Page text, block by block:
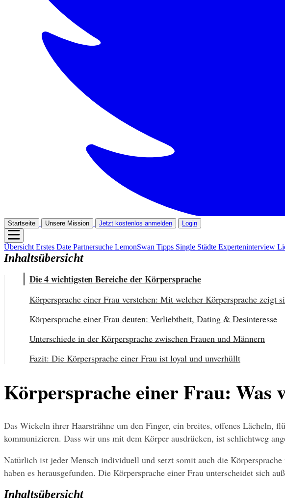
Startseite Unsere Mission Jetzt kostenlos anmelden Login
Übersicht Erstes Date Partnersuche LemonSwan Tipps Single Städte Experteninterview
Inhaltsübersicht
Die 4 wichtigsten Bereiche der Körpersprache
Körpersprache einer Frau verstehen: Mit welcher Körpersprache zeigt
Körpersprache einer Frau deuten: Verliebtheit, Dating & Desinteresse
Unterschiede in der Körpersprache zwischen Frauen und Männern
Fazit: Die Körpersprache einer Frau ist loyal und unverhüllt
Körpersprache einer Frau:
Das Wickeln ihrer Haarsträhne um den Finger, ein breites, offenes Lächeln,
kommunizieren. Dass wir uns mit dem Körper ausdrücken, ist schlichtweg
Natürlich ist jeder Mensch individuell und setzt somit auch die
haben es herausgefunden. Die Körpersprache einer Frau unterscheidet sich
Inhaltsübersicht